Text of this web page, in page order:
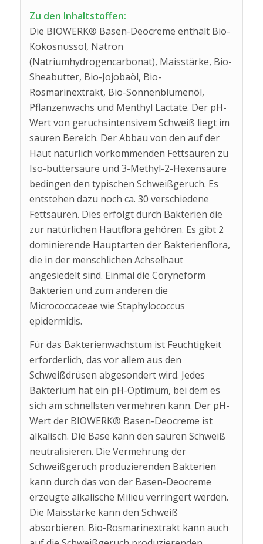
Zu den Inhaltstoffen:
Die BIOWERK® Basen-Deocreme enthält Bio-
Kokosnussöl, Natron
(Natriumhydrogencarbonat), Maisstärke, Bio-
Sheabutter, Bio-Jojobaöl, Bio-
Rosmarinextrakt, Bio-Sonnenblumenöl,
Pflanzenwachs und Menthyl Lactate. Der pH-
Wert von geruchsintensivem Schweiß liegt im
sauren Bereich. Der Abbau von den auf der
Haut natürlich vorkommenden Fettsäuren zu
Iso-buttersäure und 3-Methyl-2-Hexensäure
bedingen den typischen Schweißgeruch. Es
entstehen dazu noch ca. 30 verschiedene
Fettsäuren. Dies erfolgt durch Bakterien die
zur natürlichen Hautflora gehören. Es gibt 2
dominierende Hauptarten der Bakterienflora,
die in der menschlichen Achselhaut
angesiedelt sind. Einmal die Coryneform
Bakterien und zum anderen die
Micrococcaceae wie Staphylococcus
epidermidis.
Für das Bakterienwachstum ist Feuchtigkeit
erforderlich, das vor allem aus den
Schweißdrüsen abgesondert wird. Jedes
Bakterium hat ein pH-Optimum, bei dem es
sich am schnellsten vermehren kann. Der pH-
Wert der BIOWERK® Basen-Deocreme ist
alkalisch. Die Base kann den sauren Schweiß
neutralisieren. Die Vermehrung der
Schweißgeruch produzierenden Bakterien
kann durch das von der Basen-Deocreme
erzeugte alkalische Milieu verringert werden.
Die Maisstärke kann den Schweiß
absorbieren. Bio-Rosmarinextrakt kann auch